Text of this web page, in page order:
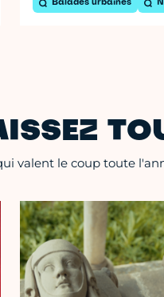
Balades urbaines
valent le coup toute